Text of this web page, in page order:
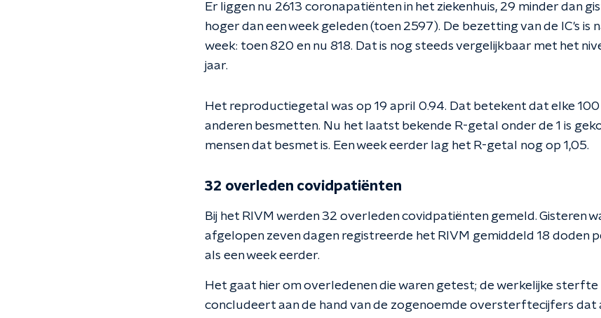
Er liggen nu 2613 coronapatiënten in het ziekenhuis, 29 minder dan
hoger dan een week geleden (toen 2597). De bezetting van de IC's is
week: toen 820 en nu 818. Dat is nog steeds vergelijkbaar met het
jaar.
Het reproductiegetal was op 19 april 0.94. Dat betekent dat elke
anderen besmetten. Nu het laatst bekende R-getal onder de 1 is
mensen dat besmet is. Een week eerder lag het R-getal nog op 1,05.
32 overleden covidpatiënten
Bij het RIVM werden 32 overleden covidpatiënten gemeld. Gisteren
afgelopen zeven dagen registreerde het RIVM gemiddeld 18 doden
als een week eerder.
Het gaat hier om overledenen die waren getest; de werkelijke sterfte
concludeert aan de hand van de zogenoemde oversterftecijfers dat